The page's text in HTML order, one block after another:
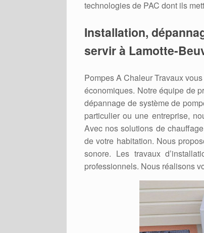
technologies de PAC dont ils
Installation,
servir à Lamotte-
Pompes A Chaleur Travaux
économiques. Notre équipe de
dépannage de système de
particulier ou une entreprise,
Avec nos solutions de
de votre habitation. Nous
sonore. Les travaux
professionnels. Nous réalisons